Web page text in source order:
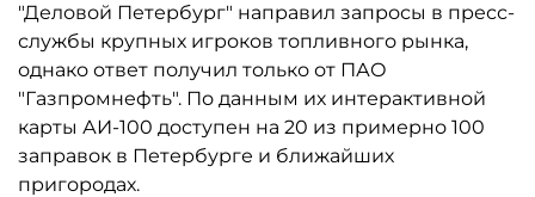
"Деловой Петербург" направил запросы в пресс-
службы крупных игроков топливного рынка,
однако ответ получил только от ПАО
"Газпромнефть". По данным их интерактивной
карты АИ-100 доступен на 20 из примерно 100
заправок в Петербурге и ближайших
пригородах.